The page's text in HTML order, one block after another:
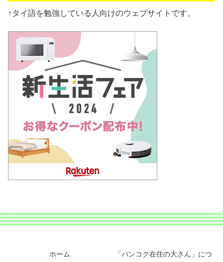
↑タイ語を勉強している人向けのウェブサイトです。
ホーム 「バンコク在住の大さん」につ